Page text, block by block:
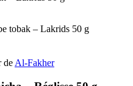
de Al-Fakher